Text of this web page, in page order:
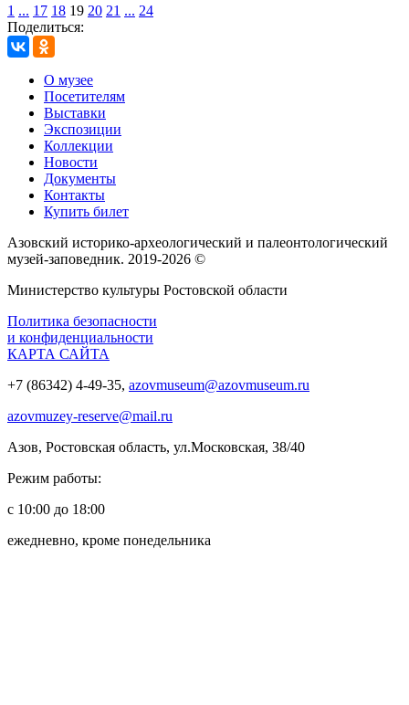
1 ... 17 18 19 20 21 ... 24
Поделиться:
О музее
Посетителям
Выставки
Экспозиции
Коллекции
Новости
Документы
Контакты
Купить билет
Азовский историко‑археологический и палеонтологический
музей‑заповедник. 2019-2026 ©
Министерство культуры Ростовской области
Политика безопасности
и конфиденциальности
КАРТА САЙТА
+7 (86342) 4-49-35, azovmuseum@azovmuseum.ru
azovmuzey-reserve@mail.ru
Азов, Ростовская область, ул.Московская, 38/40
Режим работы:
с 10:00 до 18:00
ежедневно, кроме понедельника